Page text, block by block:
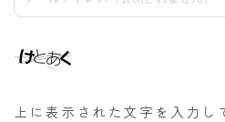
上に表示された文字を入力し